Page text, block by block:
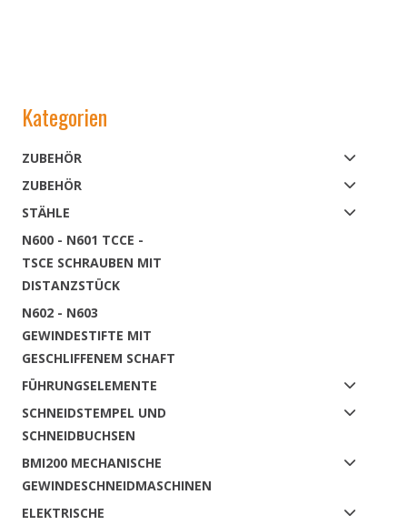
Kategorien
ZUBEHÖR
ZUBEHÖR
STÄHLE
N600 - N601 TCCE -
TSCE SCHRAUBEN MIT
DISTANZSTÜCK
N602 - N603
GEWINDESTIFTE MIT
GESCHLIFFENEM SCHAFT
FÜHRUNGSELEMENTE
SCHNEIDSTEMPEL UND
SCHNEIDBUCHSEN
BMI200 MECHANISCHE
GEWINDESCHNEIDMASCHINEN
ELEKTRISCHE